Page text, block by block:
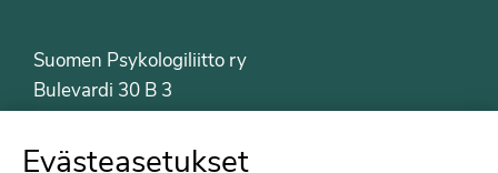
Suomen Psykologiliitto ry
Bulevardi 30 B 3
Puh. 09-6122 9122
Evästeasetukset